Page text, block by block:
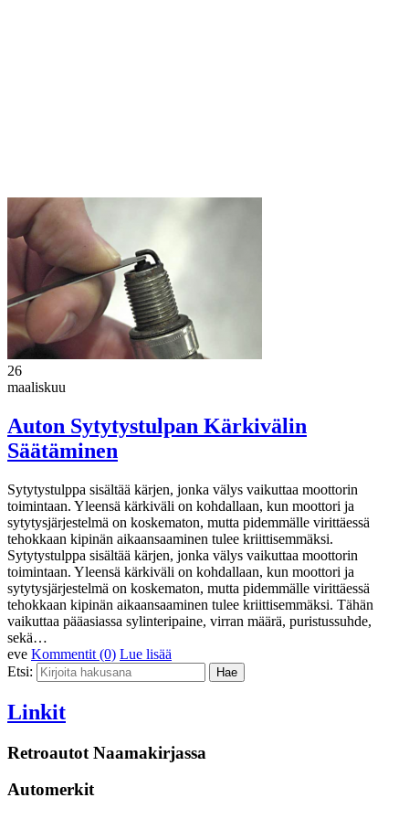
26
maaliskuu
Auton Sytytystulpan Kärkivälin
Säätäminen
Sytytystulppa sisältää kärjen, jonka välys vaikuttaa moottorin
toimintaan. Yleensä kärkiväli on kohdallaan, kun moottori ja
sytytysjärjestelmä on koskematon, mutta pidemmälle virittäessä
tehokkaan kipinän aikaansaaminen tulee kriittisemmäksi.
Sytytystulppa sisältää kärjen, jonka välys vaikuttaa moottorin
toimintaan. Yleensä kärkiväli on kohdallaan, kun moottori ja
sytytysjärjestelmä on koskematon, mutta pidemmälle virittäessä
tehokkaan kipinän aikaansaaminen tulee kriittisemmäksi. Tähän
vaikuttaa pääasiassa sylinteripaine, virran määrä, puristussuhde,
sekä…
eve Kommentit (0) Lue lisää
Etsi:
Linkit
Retroautot Naamakirjassa
Automerkit